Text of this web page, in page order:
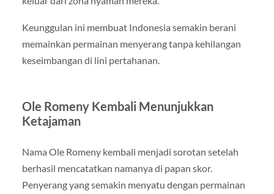
Keunggulan ini membuat Indonesia semakin berani
memainkan permainan menyerang tanpa kehilangan
keseimbangan di lini pertahanan.
Ole Romeny Kembali Menunjukkan
Ketajaman
Nama Ole Romeny kembali menjadi sorotan setelah
berhasil mencatatkan namanya di papan skor.
Penyerang yang semakin menyatu dengan permainan